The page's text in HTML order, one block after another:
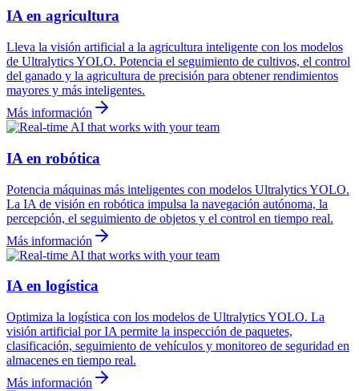
IA en agricultura
Lleva la visión artificial a la agricultura inteligente con los modelos
de Ultralytics YOLO. Potencia el seguimiento de cultivos, el control
del ganado y la agricultura de precisión para obtener rendimientos
mayores y más inteligentes.
Más información
IA en robótica
Potencia máquinas más inteligentes con modelos Ultralytics YOLO.
La IA de visión en robótica impulsa la navegación autónoma, la
percepción, el seguimiento de objetos y el control en tiempo real.
Más información
IA en logística
Optimiza la logística con los modelos de Ultralytics YOLO. La
visión artificial por IA permite la inspección de paquetes,
clasificación, seguimiento de vehículos y monitoreo de seguridad en
almacenes en tiempo real.
Más información